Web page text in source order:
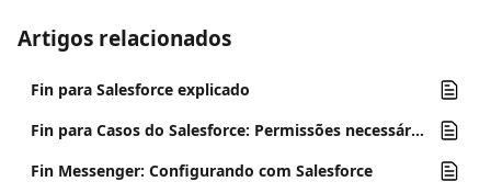
Artigos relacionados
Fin para Salesforce explicado
Fin para Casos do Salesforce: Permissões necessárias
Fin Messenger: Configurando com Salesforce